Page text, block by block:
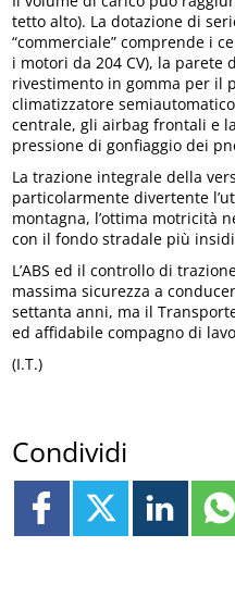
tetto alto). La dotazione di
“commerciale” comprende i
i motori da 204 CV), la
rivestimento in gomma per il
climatizzatore
centrale, gli airbag frontali e
pressione di gonfiaggio dei
La trazione integrale della
particolarmente divertente
montagna, l’ottima motricità
con il fondo stradale più
L’ABS ed il controllo di
massima sicurezza a
settanta anni, ma il
ed affidabile compagno di
(I.T.)
Condividi